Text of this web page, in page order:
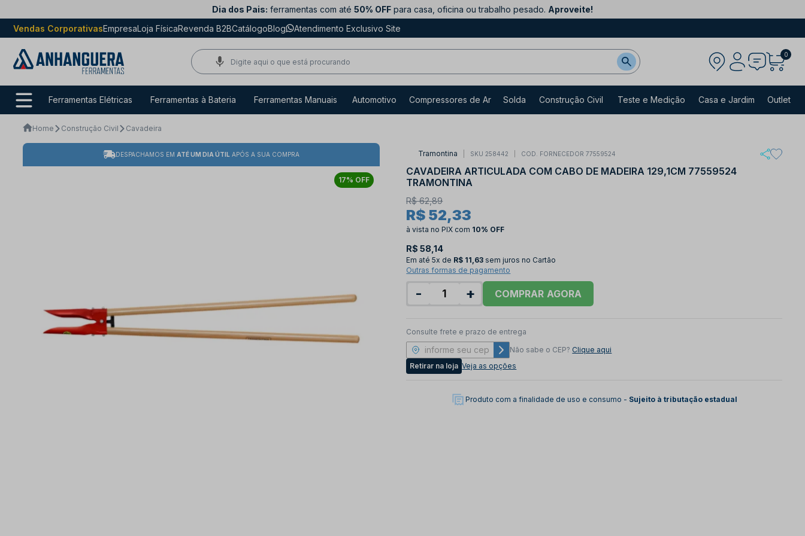
Dia dos Pais: ferramentas com até 50% OFF para casa, oficina ou trabalho pesado. Aproveite!
Vendas CorporativasEmpresaLoja FísicaRevenda B2BCatálogoBlog Atendimento Exclusivo Site
0
Ferramentas Elétricas Ferramentas à Bateria Ferramentas Manuais Automotivo Compressores de Ar Solda Construção Civil Teste e Medição Casa e Jardim Outlet
Home Construção Civil Cavadeira
DESPACHAMOS EM ATÉ UM DIA ÚTIL APÓS A SUA COMPRA
17% OFF
Tramontina SKU 258442 COD. FORNECEDOR 77559524
CAVADEIRA ARTICULADA COM CABO DE MADEIRA 129,1CM 77559524
TRAMONTINA
R$ 62,89
R$ 52,33
à vista no PIX com 10% OFF
R$ 58,14
Em até 5x de R$ 11,63 sem juros no Cartão
Outras formas de pagamento
- + COMPRAR
Consulte frete e prazo de entrega
Não sabe o CEP? Clique aqui
Retirar na loja Veja as opções
Produto com a finalidade de uso e consumo - Sujeito à tributação estadual